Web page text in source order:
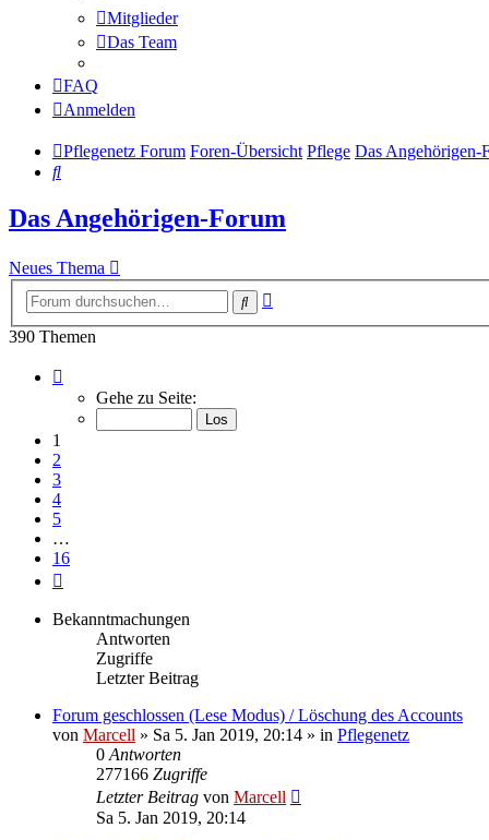
Mitglieder
Das Team
FAQ
Anmelden
Pflegenetz Forum Foren-Übersicht Pflege Das Angehörigen-
Suche
Das Angehörigen-Forum
Neues Thema
Suche
390 Themen
von
Gehe zu Seite:
1
2
3
4
5
…
16
Bekanntmachungen
Antworten
Zugriffe
Letzter Beitrag
Forum geschlossen (Lese Modus) / Löschung des Accounts
von Marcell » Sa 5. Jan 2019, 20:14 » in Pflegenetz
0 Antworten
277166 Zugriffe
Letzter Beitrag von Marcell
Sa 5. Jan 2019, 20:14